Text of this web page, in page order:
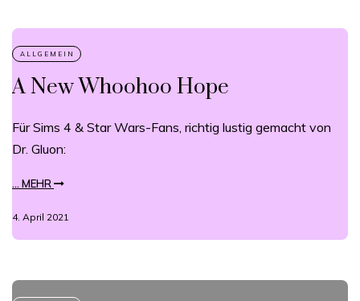
A New Whoohoo Hope
Für Sims 4 & Star Wars-Fans, richtig lustig gemacht von
Dr. Gluon:
... MEHR
4. April 2021